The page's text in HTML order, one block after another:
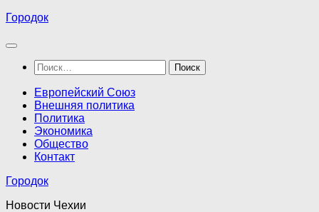
Перейти
содержимому
Городок
Найти:
Европейский Союз
Внешняя политика
Политика
Экономика
Общество
Контакт
Городок
Новости Чехии